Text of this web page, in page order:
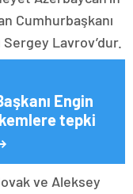
Cumhurbaşkanı
Sergey Lavrov’dur.
Engin
tepki
ve Aleksey